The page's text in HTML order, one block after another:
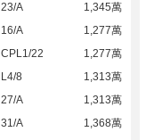
23/A
1,345萬
16/A
1,277萬
CPL1/22
1,277萬
L4/8
1,313萬
27/A
1,313萬
31/A
1,368萬